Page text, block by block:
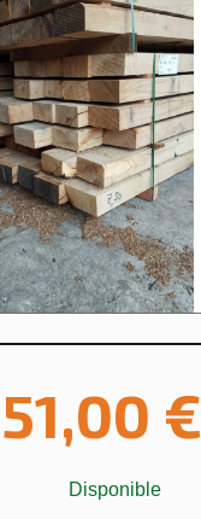
51,00 €
Disponible